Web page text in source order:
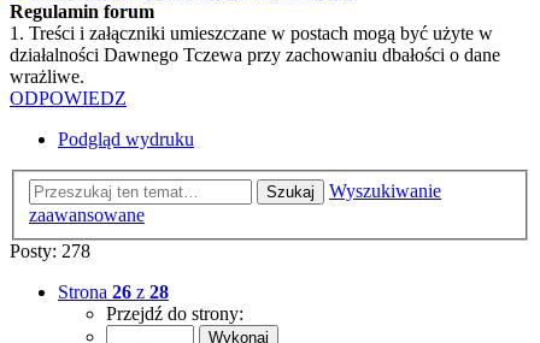
Regulamin forum
1. Treści i załączniki umieszczane w postach mogą być użyte w
działalności Dawnego Tczewa przy zachowaniu dbałości o dane
wrażliwe.
ODPOWIEDZ
Podgląd wydruku
Szukaj
Wyszukiwanie
zaawansowane
Posty: 278
Strona 26 z 28
Przejdź do strony: